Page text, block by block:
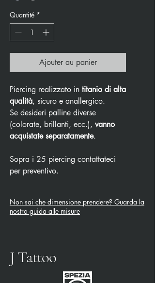
Quantité *
Ajouter au panier
Piercing realizzato in titanio di alta
qualità, sicuro e anallergico.
Se desideri palline diverse
(colorate, brillanti, ecc.), vanno
acquistate separatamente.
Sopra i 25 piercing contattateci
per preventivo.
Non sai che dimensione prendere? Guarda la
nostra guida alle misure
J Tattoo